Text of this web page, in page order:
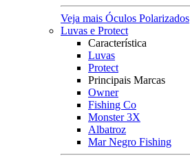
Veja mais Óculos Polarizados
Luvas e Protect
Característica
Luvas
Protect
Principais Marcas
Owner
Fishing Co
Monster 3X
Albatroz
Mar Negro Fishing